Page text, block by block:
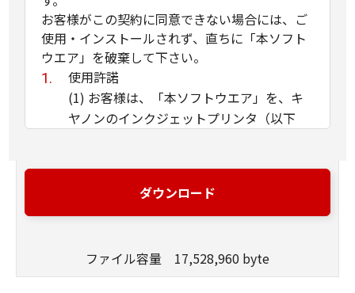
お客様がこの契約に同意できない場合には、ご
使用・インストールされず、直ちに「本ソフト
ウエア」を破棄して下さい。
使用許諾
(1) お客様は、「本ソフトウエア」を、キ
ヤノンのインクジェットプリンタ（以下
とは、「許諾ソフトウエア」をコンピュー
タの記憶媒体上にインストールすること、
と、アクセスすること、読み出すこと、も
しくは実行することのいずれも含むものと
ダウンロード
ファイル容量 17,528,960 byte